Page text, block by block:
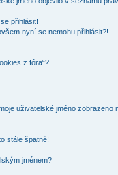
přihlásit!
nyní se nemohu přihlásit?!
z fóra“?
uživatelské jméno
stále špatně!
jménem?